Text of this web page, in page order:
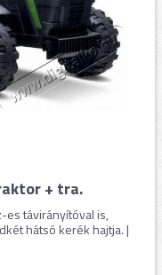
+ tra.
es távirányítóval is,
hátsó kerék hajtja. |